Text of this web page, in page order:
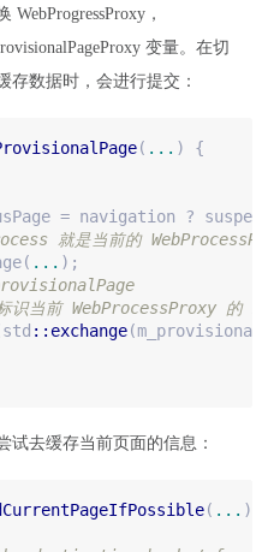
，
变量。在切
存数据时，会进行提交：
( ... ) {
= navigation ?
就是当前的
... );
识当前 WebProcessProxy
::exchange
试去缓存当前页面的信息：
( ... )